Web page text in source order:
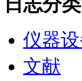
仪器
文献